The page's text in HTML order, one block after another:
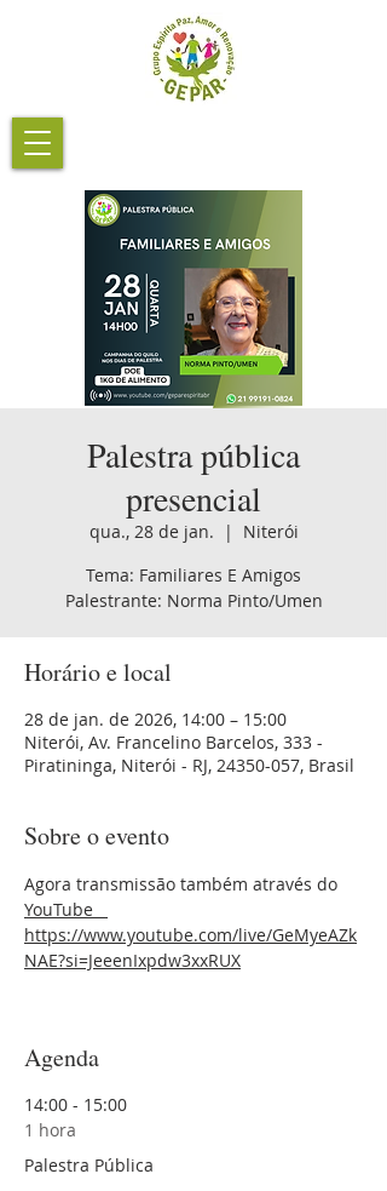
Palestra pública
presencial
qua., 28 de jan.
  |
Niterói
Tema: Familiares E Amigos
Palestrante: Norma Pinto/Umen
Horário e local
28 de jan. de 2026, 14:00 – 15:00
Niterói, Av. Francelino Barcelos, 333 -
Piratininga, Niterói - RJ, 24350-057, Brasil
Sobre o evento
Agora transmissão também através do
YouTube
https://www.youtube.com/live/GeMyeAZk
NAE?si=JeeenIxpdw3xxRUX
Agenda
14:00 - 15:00
1 hora
Palestra Pública